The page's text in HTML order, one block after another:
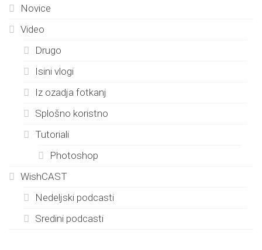
Novice
Video
Drugo
Isini vlogi
Iz ozadja fotkanj
Splošno koristno
Tutoriali
Photoshop
WishCAST
Nedeljski podcasti
Sredini podcasti